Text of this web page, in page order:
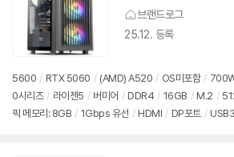
브랜드로그
25.12. 등록
5600 / RTX 5060 / (AMD) A520 / OS미포함 /
0시리즈 / 라이젠5 / 버미어 / DDR4 / 16GB / M.2 /
픽 메모리: 8GB / 1Gbps 유선 / HDMI / DP포트 /